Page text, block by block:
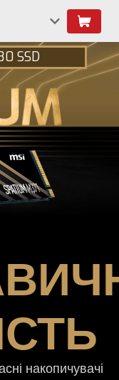
SSD
накопичувачі